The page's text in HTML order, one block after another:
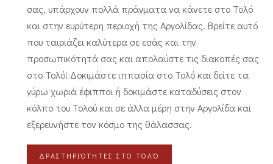
σας, υπάρχουν πολλά πράγματα να κάνετε στο Τολό
και στην ευρύτερη περιοχή της Αργολίδας. Βρείτε αυτό
που ταιριάζει καλύτερα σε εσάς και την
προσωπικότητά σας και απολαύστε τις διακοπές σας
στο Τολό! Δοκιμάστε ιππασία στο Τολό και δείτε τα
γύρω χωριά έφιπποι ή δοκιμάστε καταδύσεις στον
κόλπο του Τολού και σε άλλα μέρη στην Αργολίδα και
εξερευνήστε τον κόσμο της θάλασσας.
ΔΡΑΣΤΗΡΙΌΤΗΤΕΣ ΣΤΟ ΤΟΛΌ